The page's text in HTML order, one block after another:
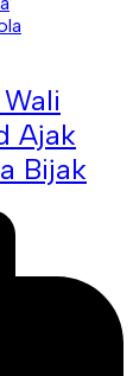
Ajak
Bijak